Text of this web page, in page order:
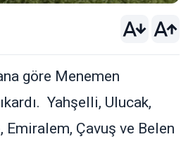
göre Menemen
Yahşelli, Ulucak,
Emiralem, Çavuş ve Belen